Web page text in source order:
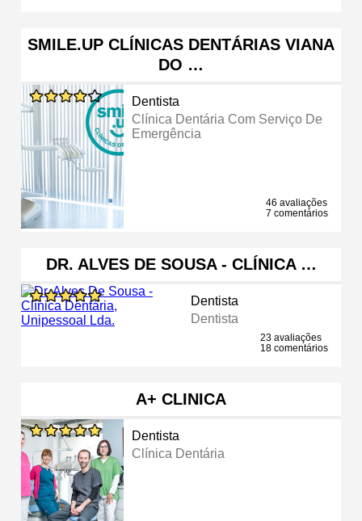
SMILE.UP CLÍNICAS DENTÁRIAS VIANA
DO …
Dentista
Clínica Dentária Com Serviço De
Emergência
46 avaliações
7 comentários
DR. ALVES DE SOUSA - CLÍNICA …
Dentista
Dentista
23 avaliações
18 comentários
A+ CLINICA
Dentista
Clínica Dentária